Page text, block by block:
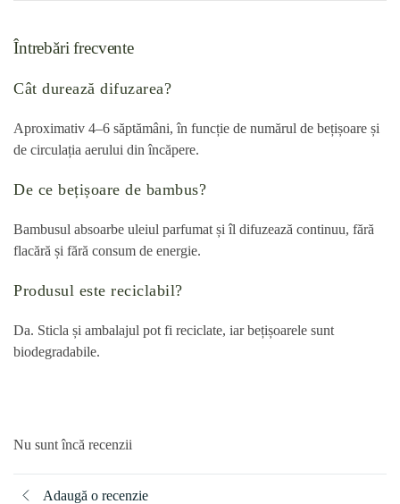
Întrebări frecvente
Cât durează difuzarea?
Aproximativ 4–6 săptămâni, în funcție de numărul de bețișoare și
de circulația aerului din încăpere.
De ce bețișoare de bambus?
Bambusul absoarbe uleiul parfumat și îl difuzează continuu, fără
flacără și fără consum de energie.
Produsul este reciclabil?
Da. Sticla și ambalajul pot fi reciclate, iar bețișoarele sunt
biodegradabile.
Nu sunt încă recenzii
Adaugă o recenzie